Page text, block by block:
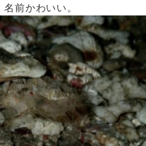
前かわいい。